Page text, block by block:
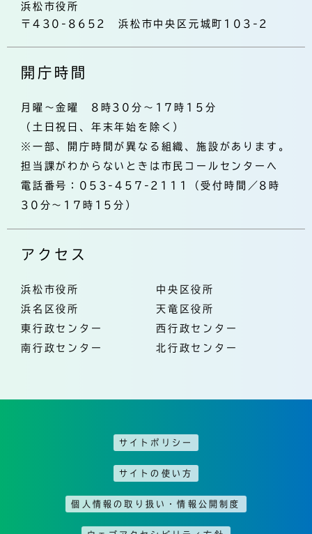
浜松市役所
〒430-8652 浜松市中央区元城町103-2
開庁時間
月曜～金曜 8時30分～17時15分
（土日祝日、年末年始を除く）
※一部、開庁時間が異なる組織、施設があります。
担当課がわからないときは市民コールセンターへ
電話番号：053-457-2111（受付時間／8時
30分～17時15分）
アクセス
浜松市役所
中央区役所
浜名区役所
天竜区役所
東行政センター
西行政センター
南行政センター
北行政センター
サイトポリシー
サイトの使い方
個人情報の取り扱い・情報公開制度